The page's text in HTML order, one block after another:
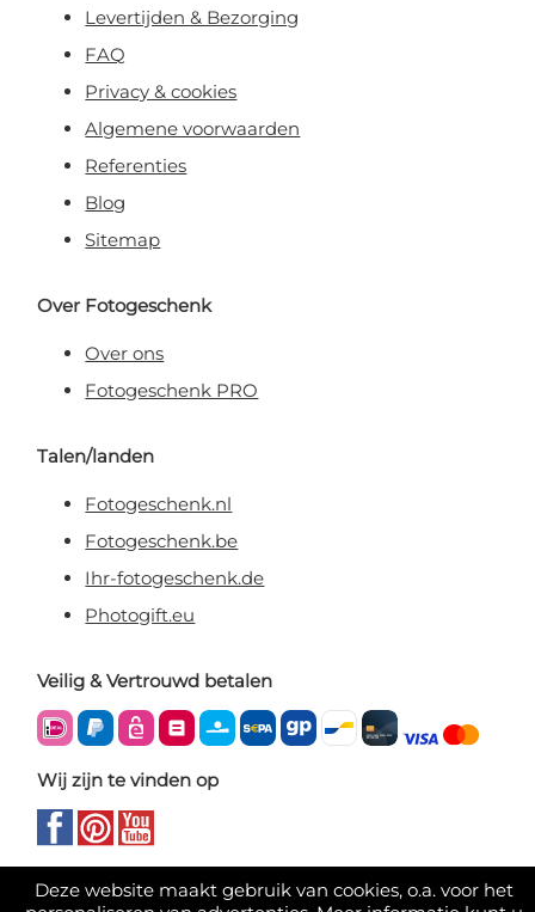
Deze website maakt gebruik van cookies, o.a. voor het
Levertijden & Bezorging
FAQ
Privacy & cookies
Algemene voorwaarden
Referenties
Blog
Sitemap
Over Fotogeschenk
Over ons
Fotogeschenk PRO
Talen/landen
Fotogeschenk.nl
Fotogeschenk.be
Ihr-fotogeschenk.de
Photogift.eu
Veilig & Vertrouwd betalen
Wij zijn te vinden op